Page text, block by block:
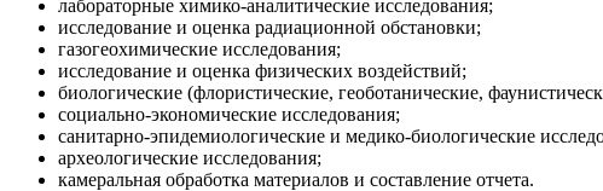
лабораторные химико-аналитические исследования;
исследование и оценка радиационной обстановки;
газогеохимические исследования;
исследование и оценка физических воздействий;
биологические (флористические, геоботанические,
социально-экономические исследования;
санитарно-эпидемиологические и медико-биологические
археологические исследования;
камеральная обработка материалов и составление отчета.